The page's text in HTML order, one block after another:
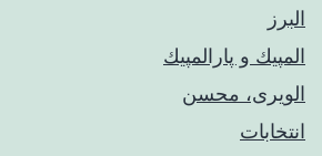
البرز
المپيك و پارالمپيك
الویری، محسن
انتخابات